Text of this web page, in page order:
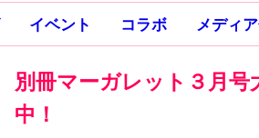
イベント コラボ メディ
別冊マーガレット３月号
中！